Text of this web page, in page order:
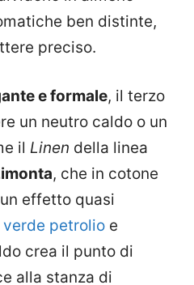
ben distinte,
preciso.
e formale, il terzo
un neutro caldo o un
il Linen della linea
, che in cotone
effetto quasi
verde petrolio e
crea il punto di
alla stanza di